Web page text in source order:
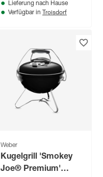
Lieferung nach Hause
Verfügbar in Troisdorf
Weber
Kugelgrill 'Smokey
Joe® Premium'